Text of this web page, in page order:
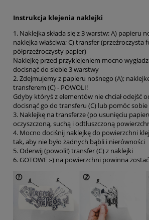
Instrukcja klejenia naklejki
1. Naklejka składa się z 3 warstw: A) papieru
naklejka właściwa; C) transfer (przeźroczysta
półprzeźroczysty papier)
Naklejkę przed przyklejeniem mocno
docisnąć do siebie 3 warstwy
2. Zdejmujemy z papieru nośnego (A);
transferem (C) - POWOLI!
Gdyby któryś z elementów nie chciał odejść
docisnąć go do transferu (C) lub pomóc sobie
3. Naklejkę na transferze (po usunięciu
oczyszczoną, suchą i odtłuszczoną
4. Mocno dociśnij naklejkę do powierzchni
tak, aby nie było żadnych bąbli i nierówności
5. Oderwij (powoli!) transfer (C) z naklejki
6. GOTOWE :-) na powierzchni powinna